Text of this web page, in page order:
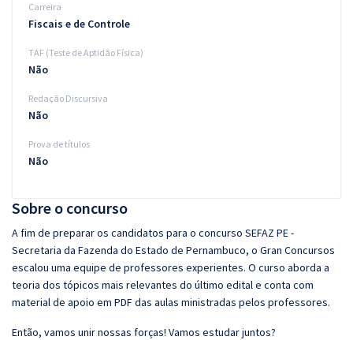
Sobre o concurso
A fim de preparar os candidatos para o concurso SEFAZ PE -
Secretaria da Fazenda do Estado de Pernambuco, o Gran Concursos
escalou uma equipe de professores experientes. O curso aborda a
teoria dos tópicos mais relevantes do último edital e conta com
material de apoio em PDF das aulas ministradas pelos professores.
Então, vamos unir nossas forças! Vamos estudar juntos?
Carreira
Fiscais e de Controle
TAF (Teste de Aptidão Física)
Não
Redação Discursiva
Não
Prova de títulos
Não